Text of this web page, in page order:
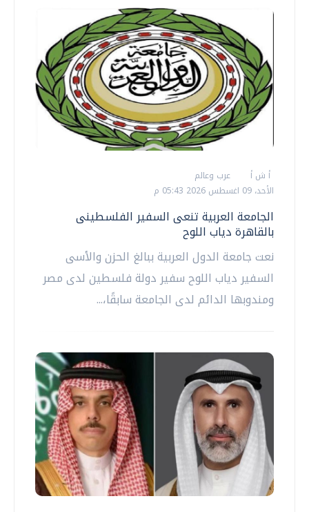
أ ش أ
عرب وعالم
الأحد، 09 اغسطس 2026 05:43 م
الجامعة العربية تنعى السفير الفلسطينى
بالقاهرة دياب اللوح
نعت جامعة الدول العربية ببالغ الحزن والأسى
السفير دياب اللوح سفير دولة فلسطين لدى مصر
ومندوبها الدائم لدى الجامعة سابقًا،...